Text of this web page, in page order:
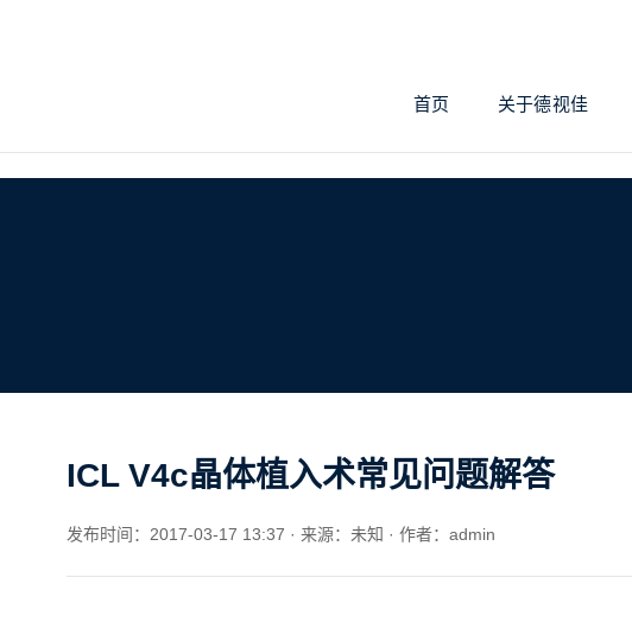
首页 关于德视佳
ICL V4c晶体植入术常见问题解答
发布时间：2017-03-17 13:37 · 来源：未知 · 作者：admin